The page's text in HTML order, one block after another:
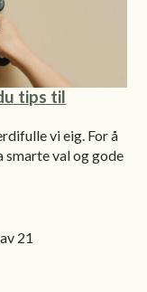
tips til
vi eig. For å
smarte val og gode
av 21